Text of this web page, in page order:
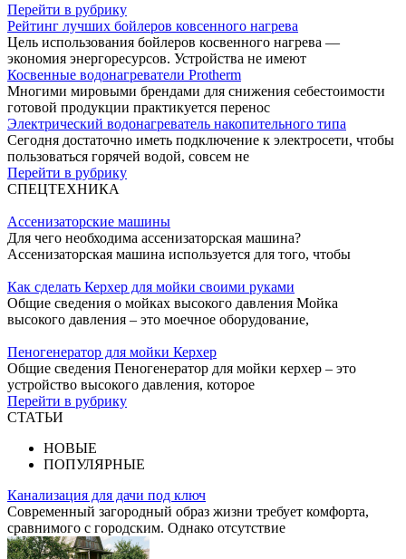
Перейти в рубрику
Рейтинг лучших бойлеров ковсенного нагрева
Цель использования бойлеров косвенного нагрева —
экономия энергоресурсов. Устройства не имеют
Косвенные водонагреватели Protherm
Многими мировыми брендами для снижения себестоимости
готовой продукции практикуется перенос
Электрический водонагреватель накопительного типа
Сегодня достаточно иметь подключение к электросети, чтобы
пользоваться горячей водой, совсем не
Перейти в рубрику
СПЕЦТЕХНИКА
Ассенизаторские машины
Для чего необходима ассенизаторская машина?
Ассенизаторская машина используется для того, чтобы
Как сделать Керхер для мойки своими руками
Общие сведения о мойках высокого давления Мойка
высокого давления – это моечное оборудование,
Пеногенератор для мойки Керхер
Общие сведения Пеногенератор для мойки керхер – это
устройство высокого давления, которое
Перейти в рубрику
СТАТЬИ
НОВЫЕ
ПОПУЛЯРНЫЕ
Канализация для дачи под ключ
Современный загородный образ жизни требует комфорта,
сравнимого с городским. Однако отсутствие